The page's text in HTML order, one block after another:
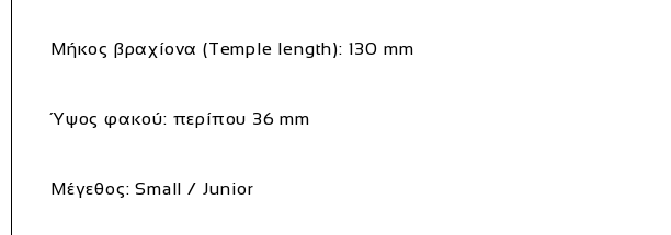
Μήκος βραχίονα (Temple length): 130 mm
Ύψος φακού: περίπου 36 mm
Μέγεθος: Small / Junior